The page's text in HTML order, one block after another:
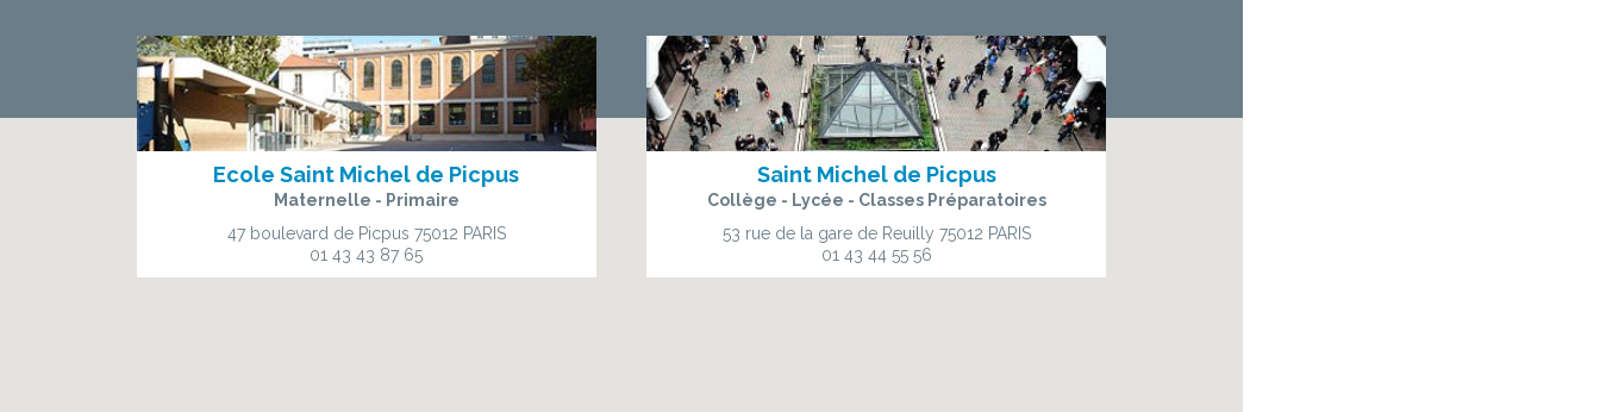
Ecole Saint Michel de Picpus
Maternelle - Primaire
47 boulevard de Picpus 75012 PARIS
01 43 43 87 65
Saint Michel de Picpus
Collège - Lycée - Classes Préparatoires
53 rue de la gare de Reuilly 75012 PARIS
01 43 44 55 56